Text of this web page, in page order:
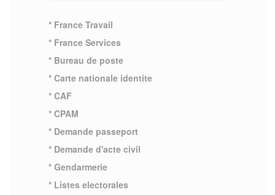
* France Travail
* France Services
* Bureau de poste
* Carte nationale identite
* CAF
* CPAM
* Demande passeport
* Demande d'acte civil
* Gendarmerie
* Listes electorales